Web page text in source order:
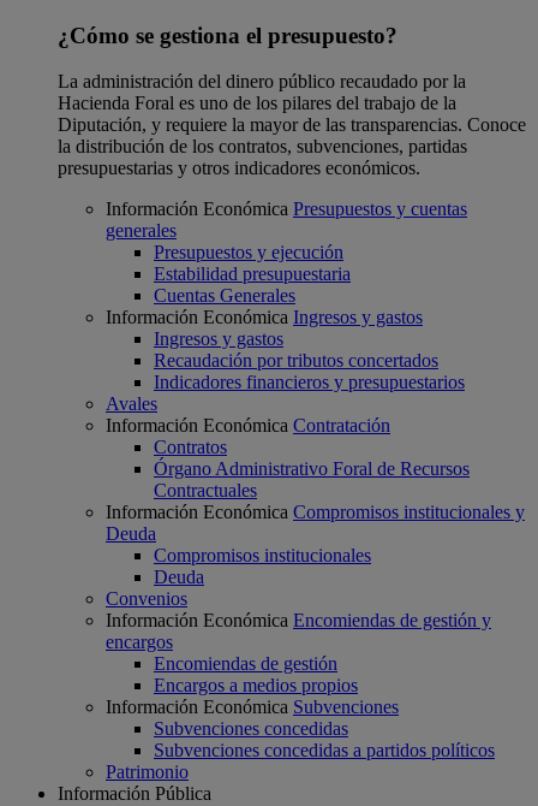
¿Cómo se gestiona el presupuesto?
La administración del dinero público recaudado por la
Hacienda Foral es uno de los pilares del trabajo de la
Diputación, y requiere la mayor de las transparencias. Conoce
la distribución de los contratos, subvenciones, partidas
presupuestarias y otros indicadores económicos.
Información Económica Presupuestos y cuentas
generales
Presupuestos y ejecución
Estabilidad presupuestaria
Cuentas Generales
Información Económica Ingresos y gastos
Ingresos y gastos
Recaudación por tributos concertados
Indicadores financieros y presupuestarios
Avales
Información Económica Contratación
Contratos
Órgano Administrativo Foral de Recursos
Contractuales
Información Económica Compromisos institucionales y
Deuda
Compromisos institucionales
Deuda
Convenios
Información Económica Encomiendas de gestión y
encargos
Encomiendas de gestión
Encargos a medios propios
Información Económica Subvenciones
Subvenciones concedidas
Subvenciones concedidas a partidos políticos
Patrimonio
Información Pública